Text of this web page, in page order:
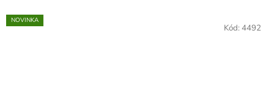
NOVINKA
Kód: 4492